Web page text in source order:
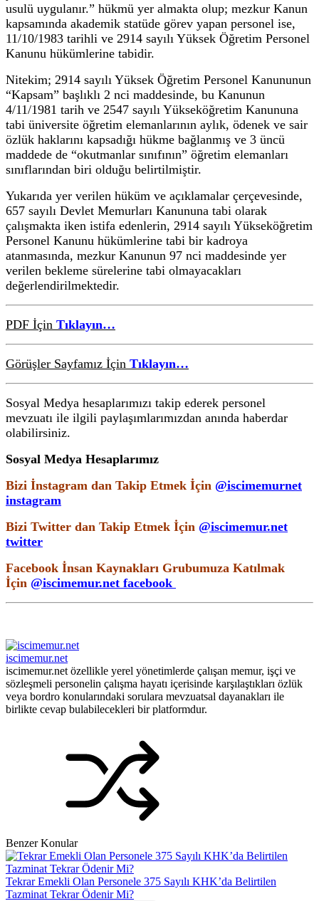
usulü uygulanır.” hükmü yer almakta olup; mezkur Kanun
kapsamında akademik statüde görev yapan personel ise,
11/10/1983 tarihli ve 2914 sayılı Yüksek Öğretim Personel
Kanunu hükümlerine tabidir.
Nitekim; 2914 sayılı Yüksek Öğretim Personel Kanununun
“Kapsam” başlıklı 2 nci maddesinde, bu Kanunun
4/11/1981 tarih ve 2547 sayılı Yükseköğretim Kanununa
tabi üniversite öğretim elemanlarının aylık, ödenek ve sair
özlük haklarını kapsadığı hükme bağlanmış ve 3 üncü
maddede de “okutmanlar sınıfının” öğretim elemanları
sınıflarından biri olduğu belirtilmiştir.
Yukarıda yer verilen hüküm ve açıklamalar çerçevesinde,
657 sayılı Devlet Memurları Kanununa tabi olarak
çalışmakta iken istifa edenlerin, 2914 sayılı Yükseköğretim
Personel Kanunu hükümlerine tabi bir kadroya
atanmasında, mezkur Kanunun 97 nci maddesinde yer
verilen bekleme sürelerine tabi olmayacakları
değerlendirilmektedir.
PDF İçin Tıklayın…
Görüşler Sayfamız İçin Tıklayın…
Sosyal Medya hesaplarımızı takip ederek personel
mevzuatı ile ilgili paylaşımlarımızdan anında haberdar
olabilirsiniz.
Sosyal Medya Hesaplarımız
Bizi İnstagram dan Takip Etmek İçin @iscimemurnet
instagram
Bizi Twitter dan Takip Etmek İçin @iscimemur.net
twitter
Facebook İnsan Kaynakları Grubumuza Katılmak
İçin @iscimemur.net facebook
iscimemur.net
iscimemur.net özellikle yerel yönetimlerde çalışan memur, işçi ve
sözleşmeli personelin çalışma hayatı içerisinde karşılaştıkları özlük
veya bordro konularındaki sorulara mevzuatsal dayanakları ile
birlikte cevap bulabilecekleri bir platformdur.
Benzer Konular
Tekrar Emekli Olan Personele 375 Sayılı KHK’da Belirtilen
Tazminat Tekrar Ödenir Mi?